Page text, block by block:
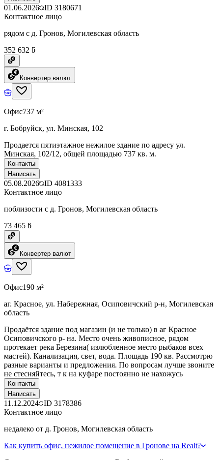
01.06.2026 ID 3180671
Контактное лицо
рядом с д. Гронов, Могилевская область
352 632 ƃ
Конвертер валют
Офис737 м²
г. Бобруйск, ул. Минская, 102
Продается пятиэтажное нежилое здание по адресу ул.
Минская, 102/12, общей площадью 737 кв. м.
Контакты
Написать
05.08.2026 ID 4081333
Контактное лицо
поблизости с д. Гронов, Могилевская область
73 465 ƃ
Конвертер валют
Офис190 м²
аг. Красное, ул. Набережная, Осиповичский р-н, Могилевская
область
Продаётся здание под магазин (и не только) в аг Красное
Осиповичского р- на. Место очень живописное, рядом
протекает река Березина( излюбленное место рыбаков всех
мастей). Канализация, свет, вода. Площадь 190 кв. Рассмотрю
разные варианты и предложения. По вопросам лучше звоните
не стесняйтесь, т к на куфаре постоянно не нахожусь
Контакты
Написать
11.12.2024 ID 3178386
Контактное лицо
недалеко от д. Гронов, Могилевская область
Как купить офис, нежилое помещение в Гронове на Realt?